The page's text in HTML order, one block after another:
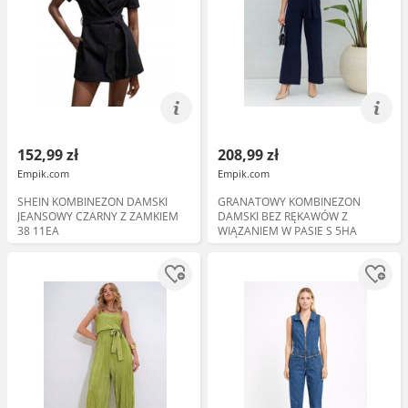
152,99 zł
Empik.com
SHEIN KOMBINEZON DAMSKI
JEANSOWY CZARNY Z ZAMKIEM
38 11EA
208,99 zł
Empik.com
GRANATOWY KOMBINEZON
DAMSKI BEZ RĘKAWÓW Z
WIĄZANIEM W PASIE S 5HA